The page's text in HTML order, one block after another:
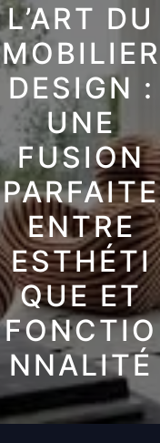
L’ART DU
MOBILIER
DESIGN :
UNE
FUSION
PARFAITE
ENTRE
ESTHÉTI
QUE ET
FONCTIO
NNALITÉ